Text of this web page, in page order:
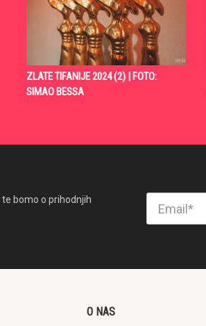
ZLATE TIFANIJE 2024 (2) | FOTO:
SIMAO BESSA
bomo o prihodnjih
O NAS